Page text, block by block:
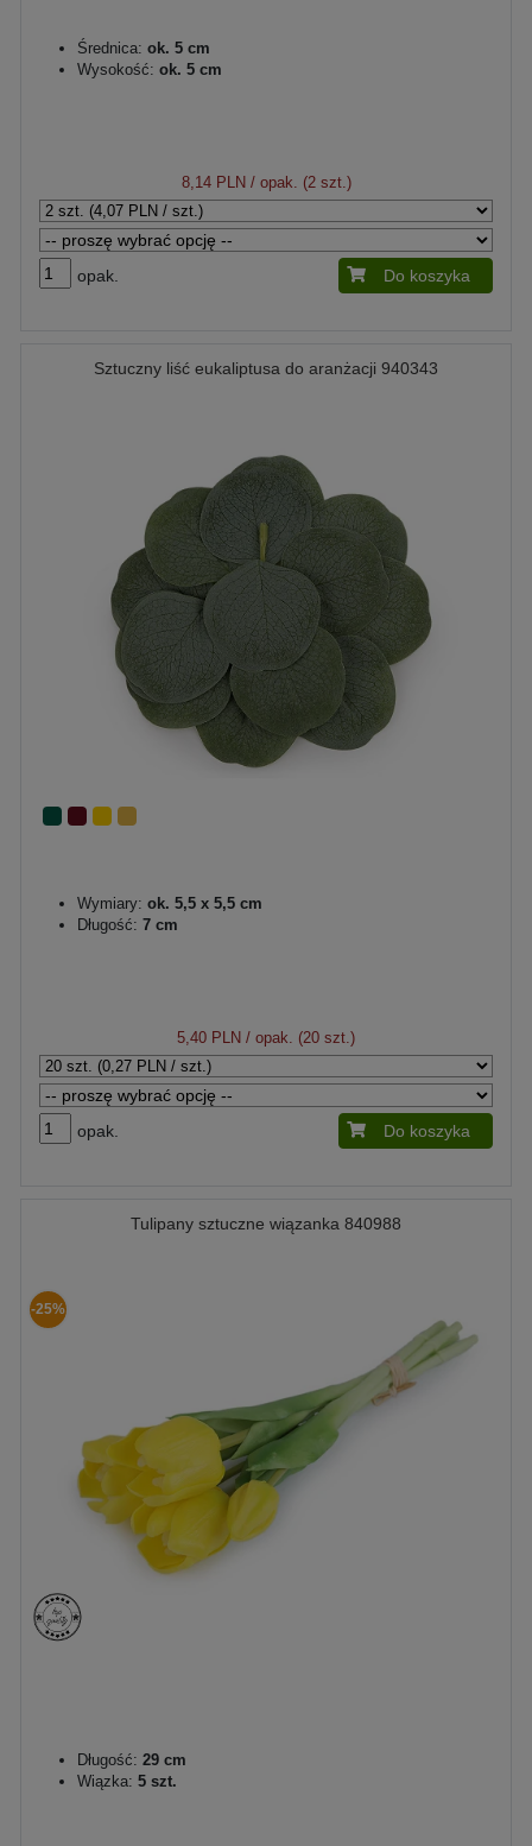
Średnica: ok. 5 cm
Wysokość: ok. 5 cm
8,14 PLN/ opak. (2 szt.)
opak. Do koszyka
Sztuczny liść eukaliptusa do aranżacji 940343
Wymiary: ok. 5,5 x 5,5 cm
Długość: 7 cm
5,40 PLN / opak. (20 szt.)
opak. Do koszyka
Tulipany sztuczne wiązanka 840988
-25%
Długość: 29 cm
Wiązka: 5 szt.